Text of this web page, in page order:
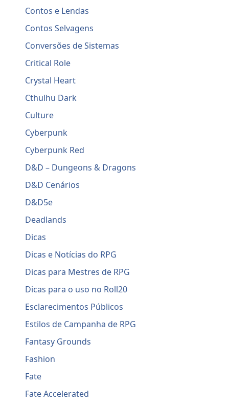
Contos e Lendas
Contos Selvagens
Conversões de Sistemas
Critical Role
Crystal Heart
Cthulhu Dark
Culture
Cyberpunk
Cyberpunk Red
D&D – Dungeons & Dragons
D&D Cenários
D&D5e
Deadlands
Dicas
Dicas e Notícias do RPG
Dicas para Mestres de RPG
Dicas para o uso no Roll20
Esclarecimentos Públicos
Estilos de Campanha de RPG
Fantasy Grounds
Fashion
Fate
Fate Accelerated